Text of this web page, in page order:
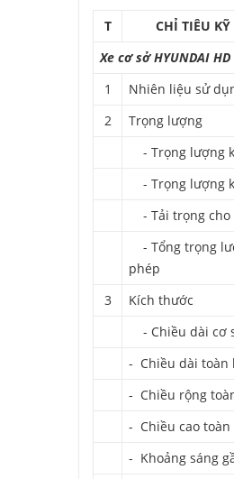
T CHỈ TIÊU
Xe cơ sở HYUNDAI
1
Nhiên liệu sử
2
Trọng lượng
- Trọng lượng
- Trọng lượng
- Tải trọng cho
- Tổng trọng
phép
3 Kích thước
- Chiều dài cơ
- Chiều dài toàn
- Chiều rộng
- Chiều cao toàn
- Khoảng sáng